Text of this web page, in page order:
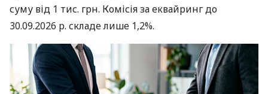
суму від 1 тис. грн. Комісія за еквайринг до
30.09.2026 р. складе лише 1,2%.